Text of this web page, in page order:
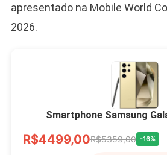
apresentado na Mobile World
2026.
Smartphone Samsung
R$4499,00R$5359,00 -16%